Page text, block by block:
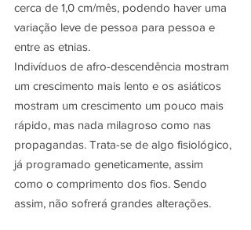
cerca de 1,0 cm/mês, podendo haver uma
variação leve de pessoa para pessoa e
entre as etnias.
Indivíduos de afro-descendência mostram
um crescimento mais lento e os asiáticos
mostram um crescimento um pouco mais
rápido, mas nada milagroso como nas
propagandas. Trata-se de algo fisiológico,
já programado geneticamente, assim
como o comprimento dos fios. Sendo
assim, não sofrerá grandes alterações.